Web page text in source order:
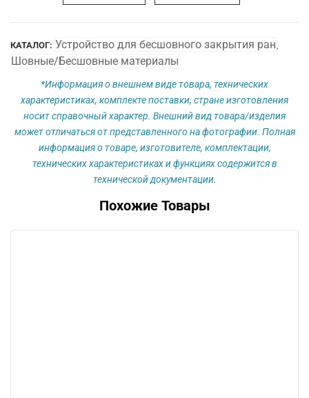
L6
размер
138х30мм
КАТАЛОГ: Устройство для бесшовного закрытия ран
Шовные/Бесшовные материалы
*Информация о внешнем виде товара, технических
характеристиках, комплекте поставки, стране изготовления
носит справочный характер. Внешний вид товара/изделия
может отличаться от представленного на фотографии. Полная
информация о товаре, изготовителе, комплектации,
технических характеристиках и функциях содержится в
технической документации.
Похожие Товары